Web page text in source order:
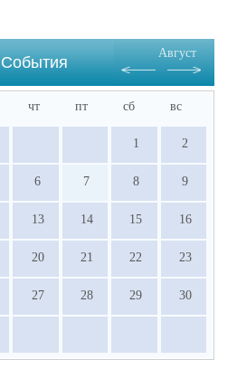
События
Август
чт пт сб вс
1 2
6 7 8 9
13 14 15 16
20 21 22 23
27 28 29 30